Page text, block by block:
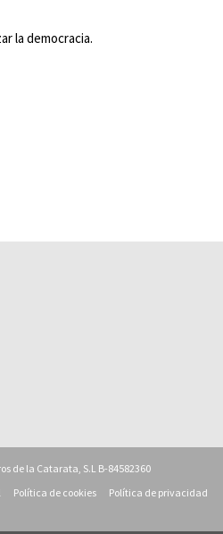
la democracia.
de la Catarata, S.L B-84582360
Política de cookies Política de privacidad